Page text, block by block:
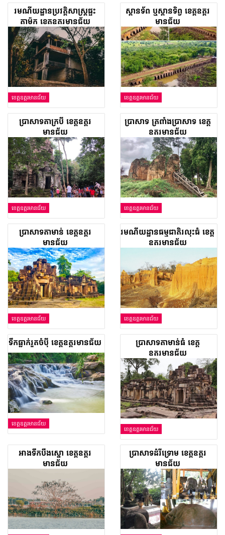
រមណីយដ្ឋានប្រវត្តិសាស្ត្រផ្ទះ
តាម៉ុក​ ខេត្តឧត្តរមានជ័យ
ខេត្តឧត្តរមានជ័យ
ស្ពានទ័ព ឬស្ពានទិព្វ ខេត្តឧត្តរ
មានជ័យ
ខេត្តឧត្តរមានជ័យ
ប្រាសាទតាក្របី ខេត្តឧត្តរ
មានជ័យ
ខេត្តឧត្តរមានជ័យ
ប្រាសាទ ត្រពាំងប្រាសាទ ខេត្ត
ឧត្តរមានជ័យ
ខេត្តឧត្តរមានជ័យ
ប្រាសាទតាមាន់ ខេត្តឧត្តរ
មានជ័យ
ខេត្តឧត្តរមានជ័យ
រមណីយដ្ឋាន​ធម្មជាតិ​រលុះ​ធំ ខេត្ត
ឧត្តរមានជ័យ
ខេត្តឧត្តរមានជ័យ
ទឹកធ្លាក់រួតចំប៉ី ខេត្តឧត្តរមានជ័យ
ខេត្តឧត្តរមានជ័យ
ប្រាសាទ​តាមាន់​ធំ ខេត្ត​
ឧត្ដរមានជ័យ
ខេត្តឧត្តរមានជ័យ
អាងទឹកបឹងស្នោ ខេត្តឧត្តរ
មានជ័យ
ប្រាសាទ​ដំរី​ទ្រោម ខេត្ត​ឧត្តរ
មានជ័យ